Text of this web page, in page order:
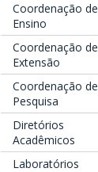
Coordenação de
Ensino
Coordenação de
Extensão
Coordenação de
Pesquisa
Diretórios
Acadêmicos
Laboratórios